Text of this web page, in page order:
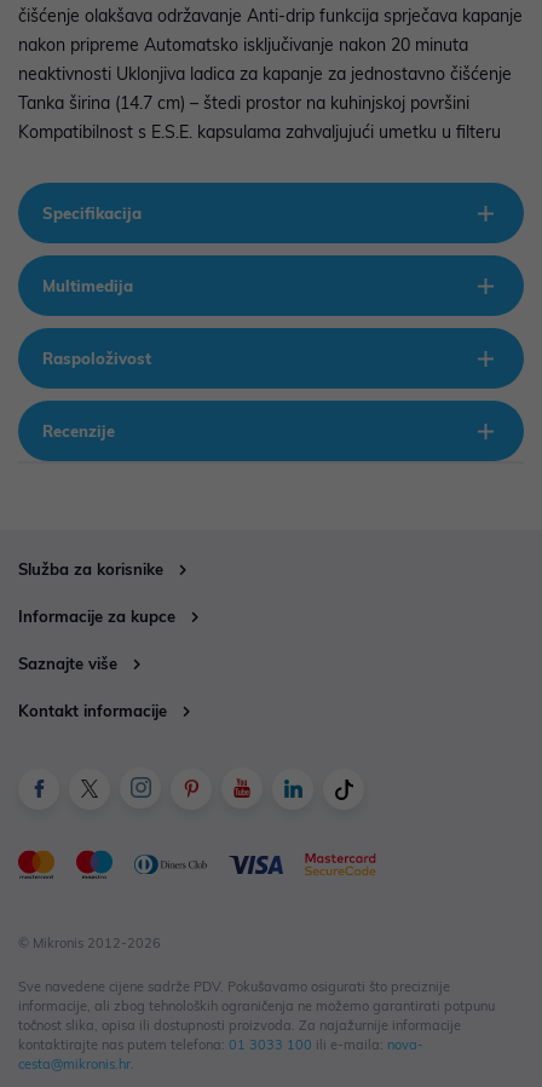
čišćenje olakšava održavanje Anti-drip funkcija sprječava kapanje
nakon pripreme Automatsko isključivanje nakon 20 minuta
neaktivnosti Uklonjiva ladica za kapanje za jednostavno čišćenje
Tanka širina (14.7 cm) – štedi prostor na kuhinjskoj površini
Kompatibilnost s E.S.E. kapsulama zahvaljujući umetku u filteru
Specifikacija
Multimedija
Raspoloživost
Recenzije
Služba za korisnike
Informacije za kupce
Saznajte više
Kontakt informacije
© Mikronis 2012-2026
Sve navedene cijene sadrže PDV. Pokušavamo osigurati što preciznije
informacije, ali zbog tehnoloških ograničenja ne možemo garantirati potpunu
točnost slika, opisa ili dostupnosti proizvoda. Za najažurnije informacije
kontaktirajte nas putem telefona: 01 3033 100 ili e-maila: nova-
cesta@mikronis.hr.